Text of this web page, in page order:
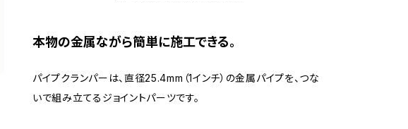
本物の金属ながら簡単に施工できる。
パイプクランパーは、直径25.4mm（1インチ）の金属パイプを、つな
いで組み立てるジョイントパーツです。